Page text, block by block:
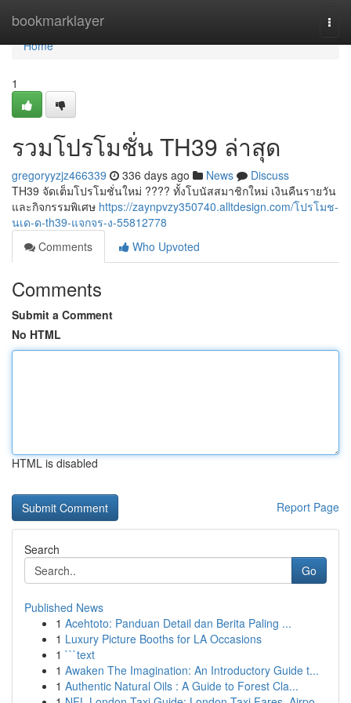
bookmarklayer
Home
Home
1
รวมโปรโมชั่น TH39 ล่าสุด
gregoryyzjz466339 336 days ago News
Discuss
TH39 จัดเต็มโปรโมชั่นใหม่ ???? ทั้งโบนัสสมาชิกใหม่ เงินคืนรายวัน
และกิจกรรมพิเศษ https://zaynpvzy350740.alltdesign.com/โปรโมช-
นเด-ด-th39-แจกจร-ง-55812778
Comments
Who Upvoted
Comments
Submit a Comment
No HTML
HTML is disabled
Report Page
Search
Go
Published News
1 Acehtoto: Panduan Detail dan Berita Paling ...
1 Luxury Picture Booths for LA Occasions
1 ```text
1 Awaken The Imagination: An Introductory Guide t...
1 Authentic Natural Oils : A Guide to Forest Cla...